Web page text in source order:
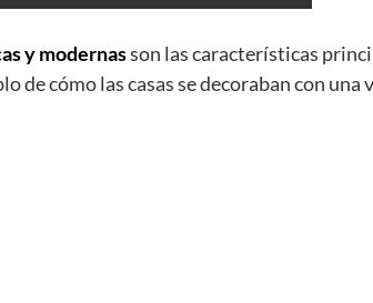
y modernasson las características
de cómo las casas se decoraban con una